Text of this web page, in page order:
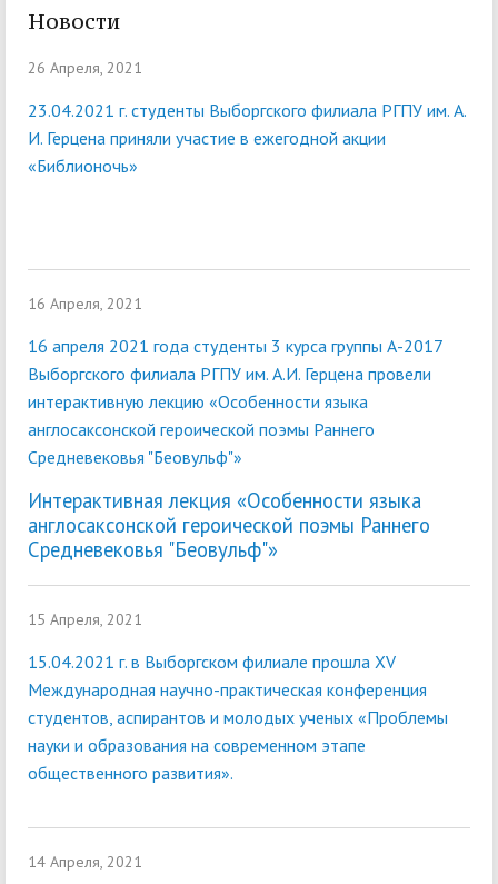
Новости
26 Апреля, 2021
23.04.2021 г. студенты Выборгского филиала РГПУ им. А.
И. Герцена приняли участие в ежегодной акции
«Библионочь»
16 Апреля, 2021
16 апреля 2021 года студенты 3 курса группы А-2017
Выборгского филиала РГПУ им. А.И. Герцена провели
интерактивную лекцию «Особенности языка
англосаксонской героической поэмы Раннего
Средневековья "Беовульф"»
Интерактивная лекция «Особенности языка
англосаксонской героической поэмы Раннего
Средневековья "Беовульф"»
15 Апреля, 2021
15.04.2021 г. в Выборгском филиале прошла XV
Международная научно-практическая конференция
студентов, аспирантов и молодых ученых «Проблемы
науки и образования на современном этапе
общественного развития».
14 Апреля, 2021